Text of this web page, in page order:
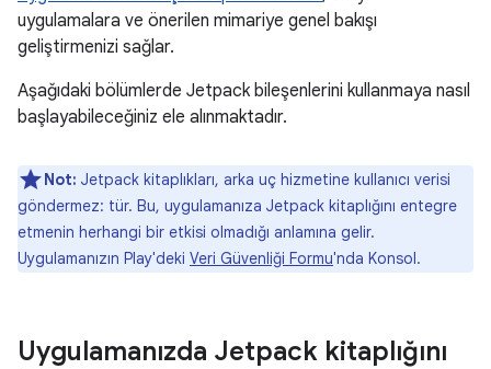
uygulamalara ve önerilen mimariye genel bakışı
geliştirmenizi sağlar.
Aşağıdaki bölümlerde Jetpack bileşenlerini kullanmaya nasıl
başlayabileceğiniz ele alınmaktadır.
Not: Jetpack kitaplıkları, arka uç hizmetine kullanıcı verisi
göndermez: tür. Bu, uygulamanıza Jetpack kitaplığını entegre
etmenin herhangi bir etkisi olmadığı anlamına gelir.
Uygulamanızın Play'deki Veri Güvenliği Formu'nda Konsol.
Uygulamanızda Jetpack kitaplığını